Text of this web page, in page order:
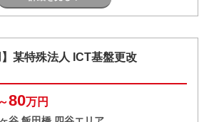
】某特殊法人 ICT基盤更改
80万円